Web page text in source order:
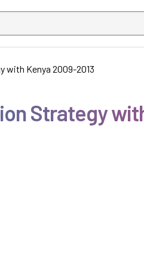
att visas i en lista under
with Kenya 2009-2013
Strategy